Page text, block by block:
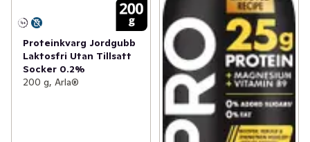
Proteinkvarg Jordgubb
Laktosfri Utan Tillsatt
Socker 0.2%
200 g, Arla®